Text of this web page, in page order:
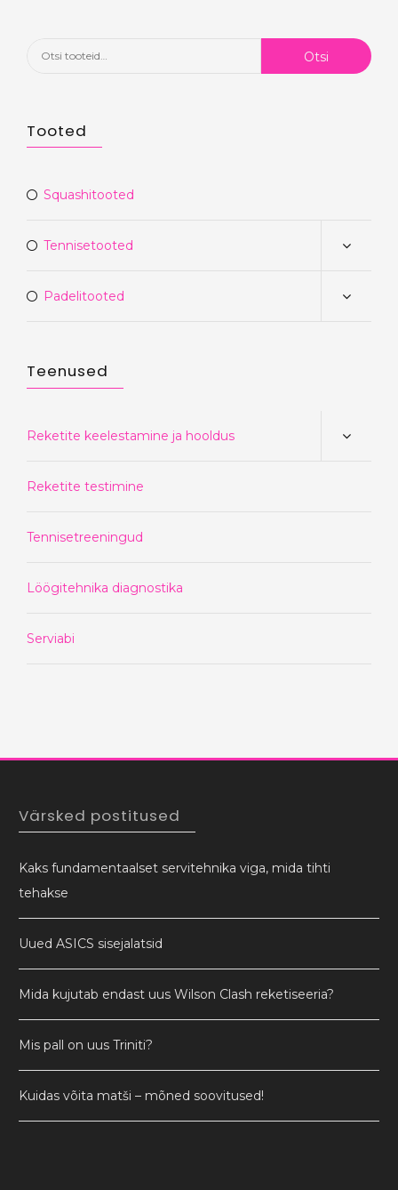
Otsi: Otsi
Tooted
Squashitooted
Tennisetooted
Padelitooted
Teenused
Reketite keelestamine ja hooldus
Reketite testimine
Tennisetreeningud
Löögitehnika diagnostika
Serviabi
Värsked postitused
Kaks fundamentaalset servitehnika viga, mida tihti
tehakse
Uued ASICS sisejalatsid
Mida kujutab endast uus Wilson Clash reketiseeria?
Mis pall on uus Triniti?
Kuidas võita matši – mõned soovitused!